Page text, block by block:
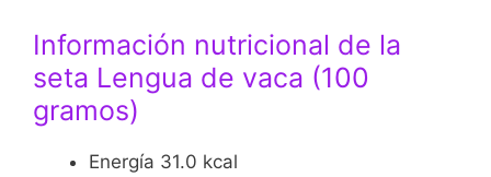
Información nutricional de la
seta Lengua de vaca (100
gramos)
Energía 31.0 kcal